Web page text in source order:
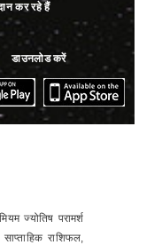
कर रहे हैं
डाउनलोड करें
ज्योतिष परामर्श
राशिफल,